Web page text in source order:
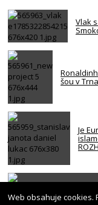
Vlak
šou v
Je
Web obsahuje